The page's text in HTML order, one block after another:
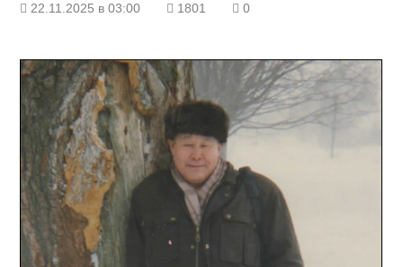
22.11.2025 в 03:00 1801 0